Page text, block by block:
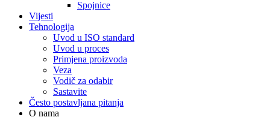
Spojnice
Vijesti
Tehnologija
Uvod u ISO standard
Uvod u proces
Primjena proizvoda
Veza
Vodič za odabir
Sastavite
Često postavljana pitanja
O nama